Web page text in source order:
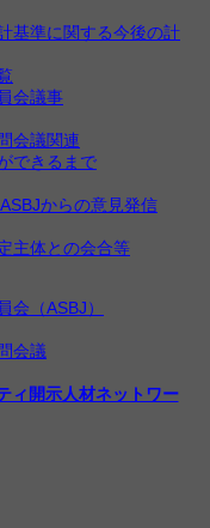
基準に関する今後の計
会議事
会議関連
できるまで
からの意見発信
主体との会合等
会（ASBJ）
会議
ィ開示人材ネットワー